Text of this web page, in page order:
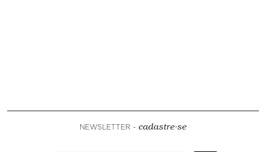
NEWSLETTER - cadastre-se